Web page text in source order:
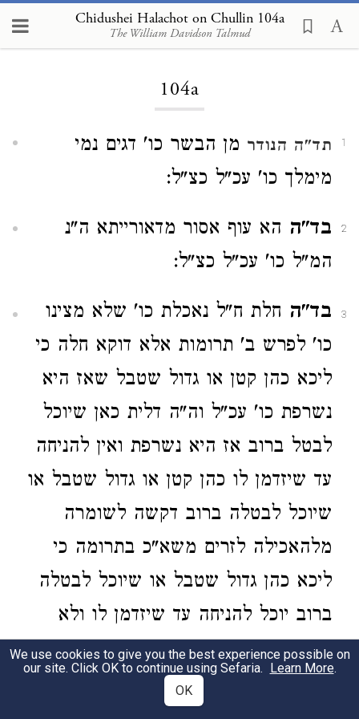
Chidushei Halachot on Chullin 104a
The William Davidson Talmud
Loading...
104a
1 תד"ה הנודר מן הבשר כו' דגים נמי
מימלך כו' עכ"ל כצ"ל:
2 בד"ה הא עוף אסור מדאורייתא ה"נ
המ"ל כו' עכ"ל כצ"ל:
3 בד"ה חלת ח"ל נאכלת כו' שלא מצינו
כו' לפרש ב' תרומות אלא דוקא חלה כי
ליכא כהן קטן או גדול שטבל שאז היא
נשרפת כו' עכ"ל וה"ה דלית כאן שיוכל
לבטל ברוב אז היא נשרפת ואין להניחה
עד שיזדמן לו כהן קטן או גדול שטבל או
שיוכל לבטלה ברוב דקשה לשומרה
מלהאכילה לזרים משא"כ בתרומה כי
ליכא כהן גדול שטבל או שיוכל לבטלה
ברוב יוכל להניחה עד שיזדמן לו ולא
תשכח תורת תרומה ודו"ק:
ומיהו נראה דגם הסמוכים לארץ
We use cookies to give you the best experience possible on
our site. Click OK to continue using Sefaria. Learn More.
OK